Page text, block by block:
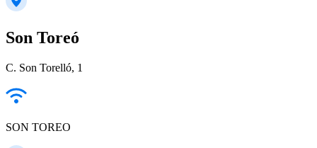
Son Toreó
C. Son Torelló, 1
SON TOREO